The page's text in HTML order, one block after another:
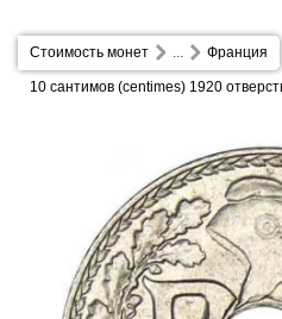
Стоимость монет Франция
...
10 сантимов (centimes) 1920